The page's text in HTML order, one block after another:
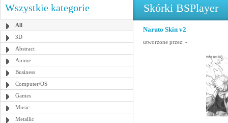
Wszystkie kategorie
All
3D
Abstract
Anime
Business
Computer/OS
Games
Music
Metallic
Skórki BSPlayer
Naruto Skin v2
utworzone przez: -